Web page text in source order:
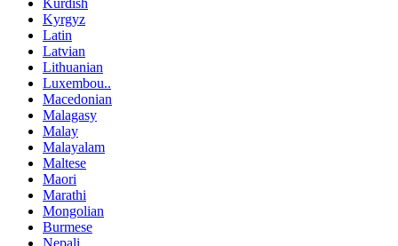
Kurdish
Kyrgyz
Latin
Latvian
Lithuanian
Luxembou..
Macedonian
Malagasy
Malay
Malayalam
Maltese
Maori
Marathi
Mongolian
Burmese
Nepali